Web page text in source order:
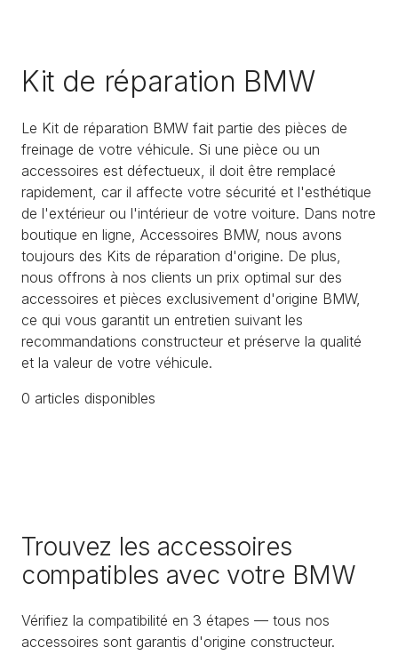
Kit de réparation BMW
Le Kit de réparation BMW fait partie des pièces de
freinage de votre véhicule. Si une pièce ou un
accessoires est défectueux, il doit être remplacé
rapidement, car il affecte votre sécurité et l'esthétique
de l'extérieur ou l'intérieur de votre voiture. Dans notre
boutique en ligne, Accessoires BMW, nous avons
toujours des Kits de réparation d'origine. De plus,
nous offrons à nos clients un prix optimal sur des
accessoires et pièces exclusivement d'origine BMW,
ce qui vous garantit un entretien suivant les
recommandations constructeur et préserve la qualité
et la valeur de votre véhicule.
0 articles disponibles
Trouvez les accessoires
compatibles avec votre BMW
Vérifiez la compatibilité en 3 étapes — tous nos
accessoires sont garantis d'origine constructeur.